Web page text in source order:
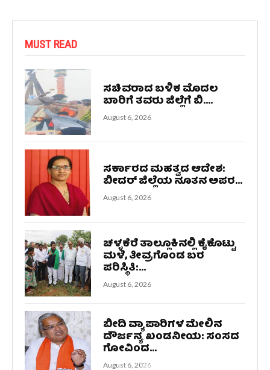
MUST READ
ಸಚಿವರಾದ ಬಳಿಕ ಮೊದಲ
ಬಾರಿಗೆ ತವರು ಜಿಲ್ಲೆಗೆ ಬಿ....
August 6, 2026
ಸರ್ಕಾರದ ಮಹತ್ವದ ಆದೇಶ:
ಬೀದರ್ ಜಿಲ್ಲೆಯ ನೂತನ ಅಪರ...
August 6, 2026
ಚಳ್ಳಕೆರೆ ತಾಲ್ಲೂಕಿನಲ್ಲಿ ಕೈಕೊಟ್ಟು
ಮಳೆ, ತೀವ್ರಗೊಂಡ ಬರ
ಪರಿಸ್ಥಿತಿ:...
August 6, 2026
ಬೀದಿ ವ್ಯಾಪಾರಿಗಳ ಮೇಲಿನ
ದೌರ್ಜನ್ಯ ಖಂಡನೀಯ: ಸಂಸದ
ಗೋವಿಂದ...
August 6, 2026